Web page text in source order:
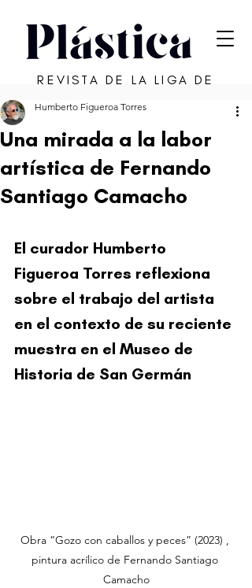
REVISTA DE LA LIGA DE
Una mirada a la labor
artística de Fernando
Santiago Camacho
Humberto Figueroa Torres
El curador Humberto
Figueroa Torres reflexiona
sobre el trabajo del artista
en el contexto de su reciente
muestra en el Museo de
Historia de San Germán
Obra “Gozo con caballos y peces” (2023) ,
pintura acrílico de Fernando Santiago
Camacho